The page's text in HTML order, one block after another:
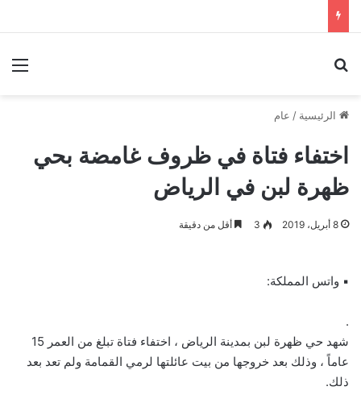
الرئيسية / عام
اختفاء فتاة في ظروف غامضة بحي
ظهرة لبن في الرياض
8 أبريل، 2019 3 أقل من دقيقة
▪ واتس المملكة:
.
شهد حي ظهرة لبن بمدينة الرياض ، اختفاء فتاة تبلغ من العمر 15
عاماً ، وذلك بعد خروجها من بيت عائلتها لرمي القمامة ولم تعد بعد
ذلك.